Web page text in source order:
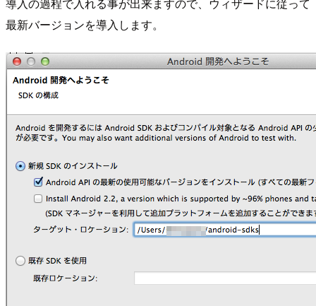
導入の過程で入れる事が出来ますので、ウィザードに従って
最新バージョンを導入します。